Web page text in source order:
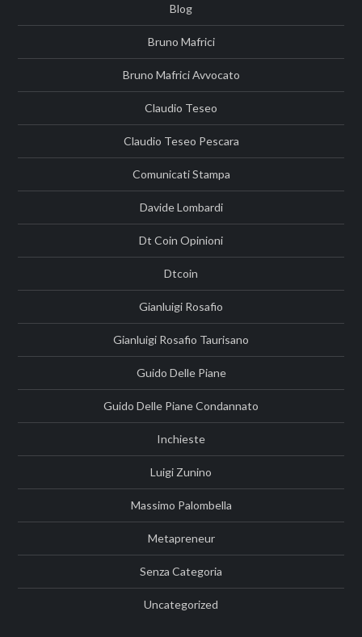
Blog
Bruno Mafrici
Bruno Mafrici Avvocato
Claudio Teseo
Claudio Teseo Pescara
Comunicati Stampa
Davide Lombardi
Dt Coin Opinioni
Dtcoin
Gianluigi Rosafio
Gianluigi Rosafio Taurisano
Guido Delle Piane
Guido Delle Piane Condannato
Inchieste
Luigi Zunino
Massimo Palombella
Metapreneur
Senza Categoria
Uncategorized